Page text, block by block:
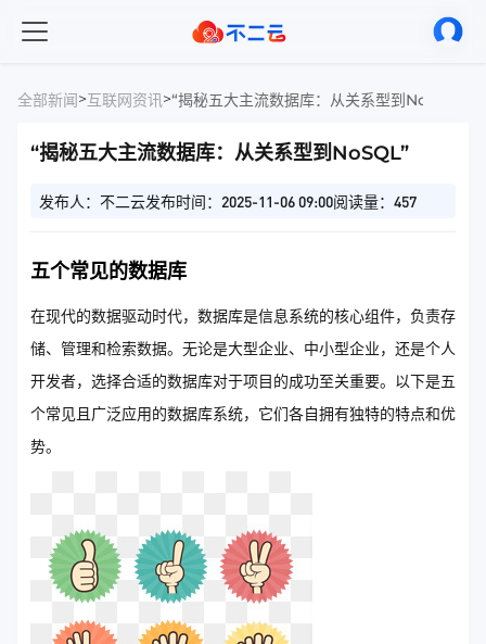
全部新闻>互联网资讯>“揭秘五大主流数据库：从关系型到NoSQL”
“揭秘五大主流数据库：从关系型到NoSQL”
发布人：不二云发布时间：2025-11-06 09:00阅读量：457
五个常见的数据库
在现代的数据驱动时代，数据库是信息系统的核心组件，负责存
储、管理和检索数据。无论是大型企业、中小型企业，还是个人
开发者，选择合适的数据库对于项目的成功至关重要。以下是五
个常见且广泛应用的数据库系统，它们各自拥有独特的特点和优
势。